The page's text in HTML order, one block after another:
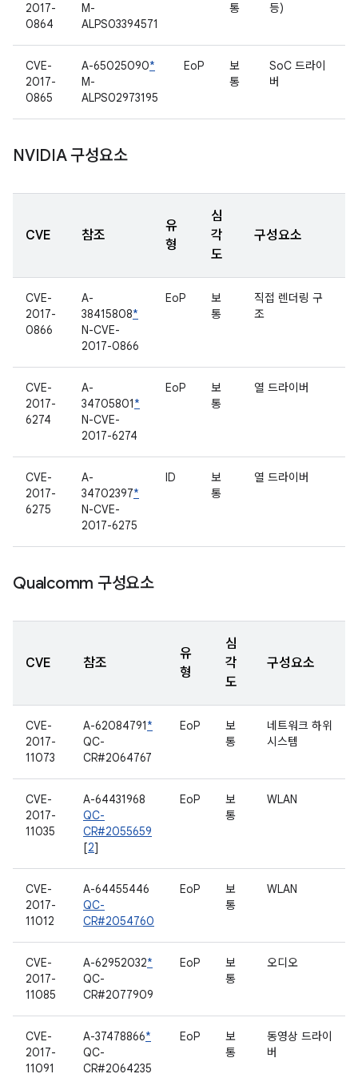
2017-
0864
M-
ALPS03394571
통
등)
CVE-
2017-
0865
A-65025090*
M-
ALPS02973195
EoP
보
통
SoC 드라이
버
NVIDIA 구성요소
CVE 참조
유
형
심
각
도
구성요소
CVE-
2017-
0866
A-
38415808*
N-CVE-
2017-0866
EoP
보
통
직접 렌더링 구
조
CVE-
2017-
6274
A-
34705801*
N-CVE-
2017-6274
EoP
보
통
열 드라이버
CVE-
2017-
6275
A-
34702397*
N-CVE-
2017-6275
ID
보
통
열 드라이버
Qualcomm 구성요소
CVE 참조
유
형
심
각
도
구성요소
CVE-
2017-
11073
A-62084791*
QC-
CR#2064767
EoP
보
통
네트워크 하위
시스템
CVE-
2017-
11035
A-64431968
QC-
CR#2055659
[2]
EoP
보
통
WLAN
CVE-
2017-
11012
A-64455446
QC-
CR#2054760
EoP
보
통
WLAN
CVE-
2017-
11085
A-62952032*
QC-
CR#2077909
EoP
보
통
오디오
CVE-
2017-
11091
A-37478866*
QC-
CR#2064235
EoP
보
통
동영상 드라이
버